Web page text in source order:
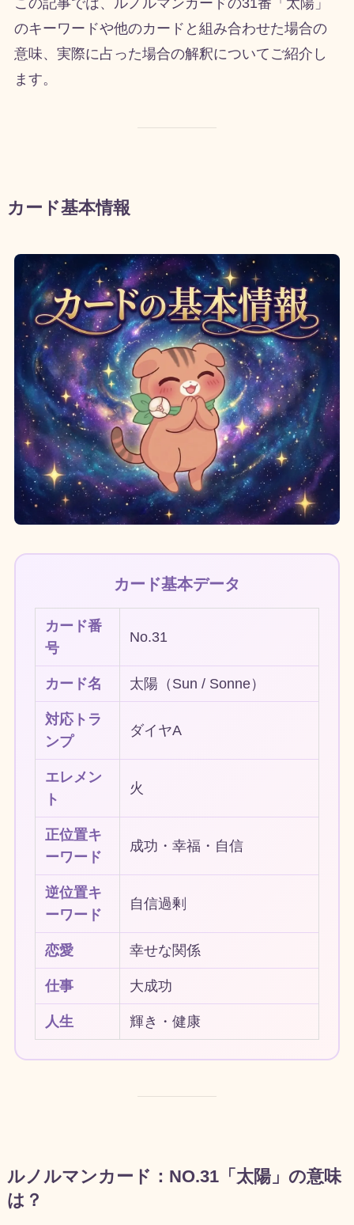
のキーワードや他のカードと組み合わせた場合の
意味、実際に占った場合の解釈についてご紹介し
ます。
カード基本情報
カード基本データ
カード番
号
No.31
カード名 太陽（Sun / Sonne）
対応トラ
ンプ
ダイヤA
エレメン
ト
火
正位置キ
ーワード
成功・幸福・自信
逆位置キ
ーワード
自信過剰
恋愛 幸せな関係
仕事 大成功
人生 輝き・健康
ルノルマンカード：NO.31「太陽」の意味
は？